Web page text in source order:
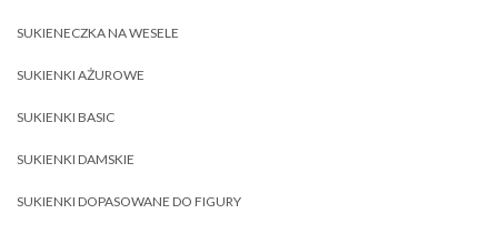
SUKIENECZKA NA WESELE
SUKIENKI AŻUROWE
SUKIENKI BASIC
SUKIENKI DAMSKIE
SUKIENKI DOPASOWANE DO FIGURY